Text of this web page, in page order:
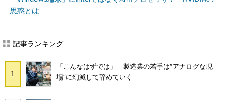
思惑とは
記事ランキング
「こんなはずでは」 製造業の若手は“アナログな現
場”に幻滅して辞めていく